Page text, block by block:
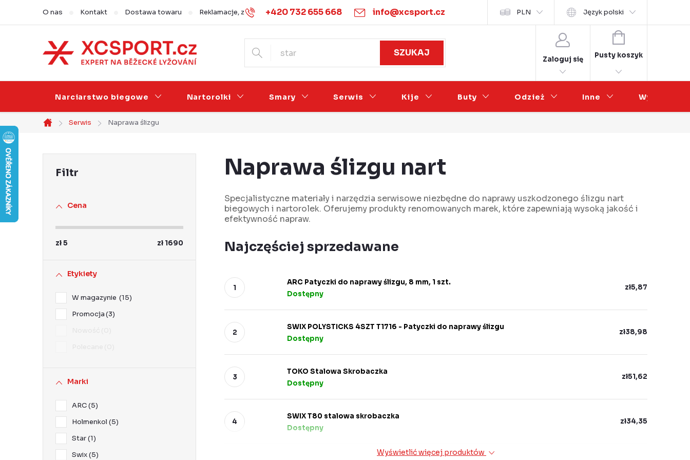
treści
+420 732 655 668 info@xcsport.cz
O nas Kontakt Dostawa towaru Reklamacje, zwroty i wymiany Warunki handlowe Podmínky ochrany osobních údajů Współpraca hurtowa
PLN Język polski
SZUKAJ
Zaloguj się
KOSZYK
Pusty koszyk
Narciarstwo biegowe Nartorolki Smary Serwis Kije Buty Odzież Inne Wyprzedaż
Home
Serwis Naprawa ślizgu
Cena
zł5 zł 1690
Etykiety
W magazynie
15
Promocja 3
Marki
ARC 5
Holmenkol 5
Star 1
Swix 5
Naprawa ślizgu nart
Specjalistyczne materiały i narzędzia serwisowe niezbędne do naprawy uszkodzonego ślizgu nart
biegowych i nartorolek. Oferujemy produkty renomowanych marek, które zapewniają wysoką jakość i
efektywność napraw.
Najczęściej sprzedawane
ARC Patyczki do naprawy ślizgu, 8 mm, 1 szt.
Dostępny
zł5,87
SWIX POLYSTICKS 4SZT T1716 - Patyczki do naprawy ślizgu
Dostępny
zł38,98
TOKO Stalowa Skrobaczka
Dostępny
zł51,62
SWIX T80 stalowa skrobaczka
Dostępny
zł34,35
Wyświetlić więcej produktów